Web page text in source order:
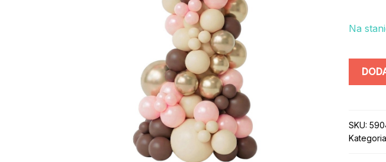
Na
ilość
/
kolor:
SKU: